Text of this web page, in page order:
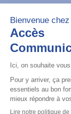
Ajouter à